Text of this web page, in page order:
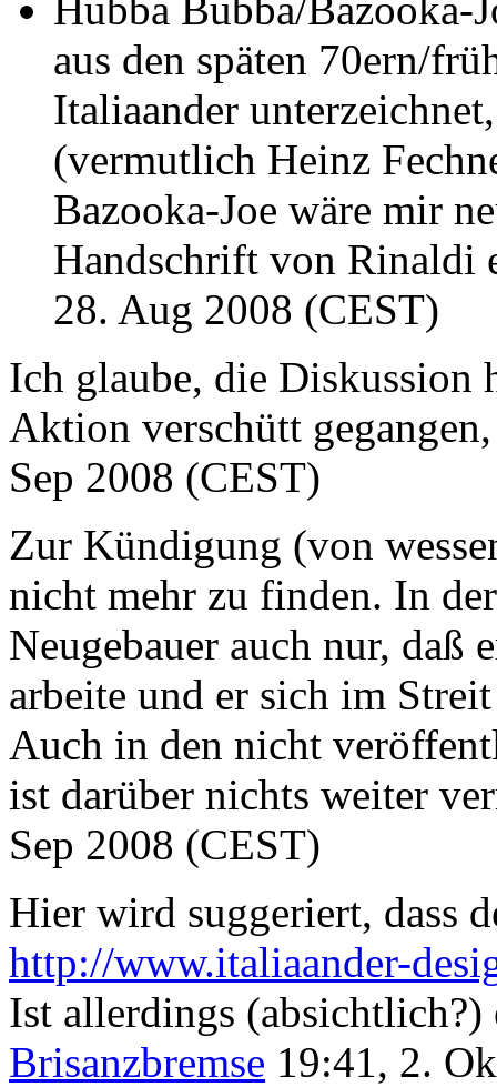
aus den späten 70ern/
Italiaander
(vermutlich Heinz
Bazooka-Joe wäre mir
Handschrift von Rinaldi
28. Aug 2008 (CEST)
Ich glaube, die Diskussion
Aktion verschütt
Sep 2008 (CEST)
Zur Kündigung (von
nicht mehr zu finden. In
Neugebauer auch nur, daß
arbeite und er sich im
Auch in den nicht
ist darüber nichts weiter
Sep 2008 (CEST)
Hier wird suggeriert, dass
http://www.italiaander-
Ist allerdings
Brisanzbremse 19:41, 2.